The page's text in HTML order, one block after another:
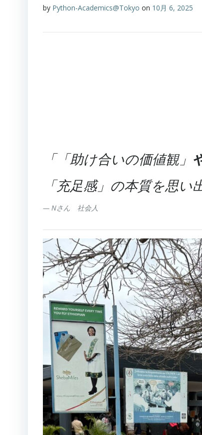
by Python-Academics@Tokyo on 10月 6, 2025
「「助け合いの価値観」
「充足感」の本質を思い
— Nさん 社会人